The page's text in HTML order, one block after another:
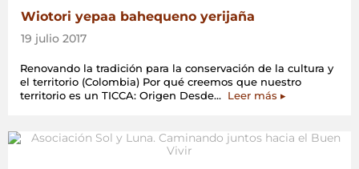
Wiotori yepaa bahequeno yerijaña
19 julio 2017
Renovando la tradición para la conservación de la cultura y
el territorio (Colombia) Por qué creemos que nuestro
territorio es un TICCA: Origen Desde… Leer más «Wiotori
yerijaña»
▸